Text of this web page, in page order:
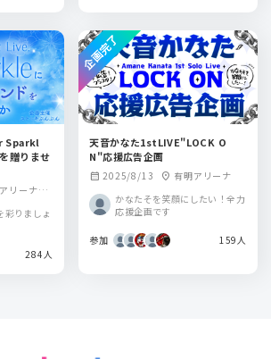
Sparkl
贈りませ
リーナM
彩りましょ
284人
天音かなた1stLIVE"LOCK O
N"応援広告企画
calendar_month 2025/8/13 location_on 有明アリーナ
かなたそを笑顔にしたい！全力
応援企画です
参加 159人
企画完了